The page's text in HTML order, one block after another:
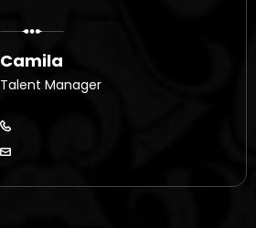
Camila
Talent Manager